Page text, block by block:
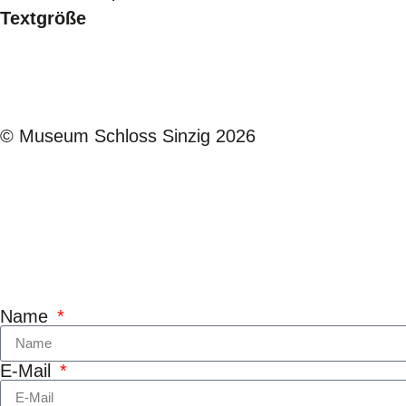
Textgröße
© Museum Schloss Sinzig 2026
Name
E-Mail